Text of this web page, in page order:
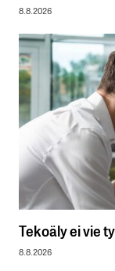
8.8.2026
Tekoäly ei vie
8.8.2026